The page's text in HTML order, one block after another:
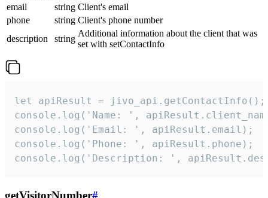
email
string Client's email
phone
string Client's phone number
description
string
Additional information about the client that was
set with setContactInfo
let apiResult = jivo_api.getContactInfo();
console.log('Name: ',
console.log('Email: ', apiResult.email);
console.log('Phone: ', apiResult.phone);
console.log('Description: ',
getVisitorNumber#